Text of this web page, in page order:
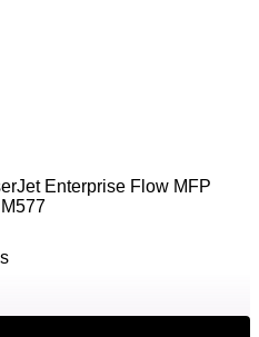
Enterprise Flow MFP